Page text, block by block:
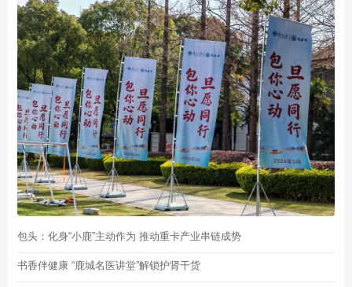
包头：化身“小鹿”主动作为 推动重卡产业串链成势
书香伴健康 “鹿城名医讲堂”解锁护肾干货